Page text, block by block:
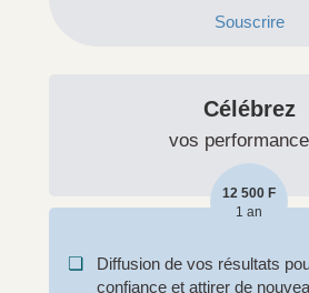
Souscrire
Célébrez
vos
12 500 F
1 an
❏
Diffusion de vos résultats
confiance et attirer de